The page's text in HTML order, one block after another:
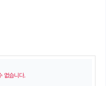
없습니다.